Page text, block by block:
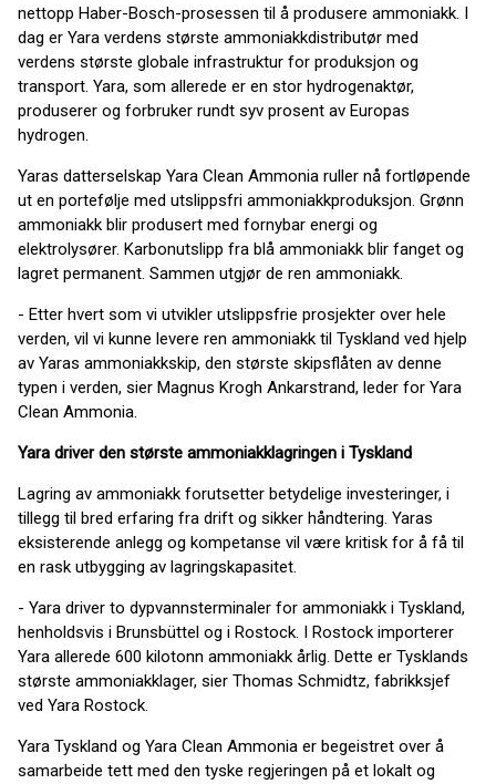
nettopp Haber-Bosch-prosessen til å produsere ammoniakk. I
dag er Yara verdens største ammoniakkdistributør med
verdens største globale infrastruktur for produksjon og
transport. Yara, som allerede er en stor hydrogenaktør,
produserer og forbruker rundt syv prosent av Europas
hydrogen.
Yaras datterselskap Yara Clean Ammonia ruller nå fortløpende
ut en portefølje med utslippsfri ammoniakkproduksjon. Grønn
ammoniakk blir produsert med fornybar energi og
elektrolysører. Karbonutslipp fra blå ammoniakk blir fanget og
lagret permanent. Sammen utgjør de ren ammoniakk.
- Etter hvert som vi utvikler utslippsfrie prosjekter over hele
verden, vil vi kunne levere ren ammoniakk til Tyskland ved hjelp
av Yaras ammoniakkskip, den største skipsflåten av denne
typen i verden, sier Magnus Krogh Ankarstrand, leder for Yara
Clean Ammonia.
Yara driver den største ammoniakklagringen i Tyskland
Lagring av ammoniakk forutsetter betydelige investeringer, i
tillegg til bred erfaring fra drift og sikker håndtering. Yaras
eksisterende anlegg og kompetanse vil være kritisk for å få til
en rask utbygging av lagringskapasitet.
- Yara driver to dypvannsterminaler for ammoniakk i Tyskland,
henholdsvis i Brunsbüttel og i Rostock. I Rostock importerer
Yara allerede 600 kilotonn ammoniakk årlig. Dette er Tysklands
største ammoniakklager, sier Thomas Schmidtz, fabrikksjef
ved Yara Rostock.
Yara Tyskland og Yara Clean Ammonia er begeistret over å
samarbeide tett med den tyske regjeringen på et lokalt og